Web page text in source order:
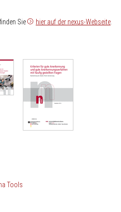
Sie hier auf der nexus-Webseite
Tools